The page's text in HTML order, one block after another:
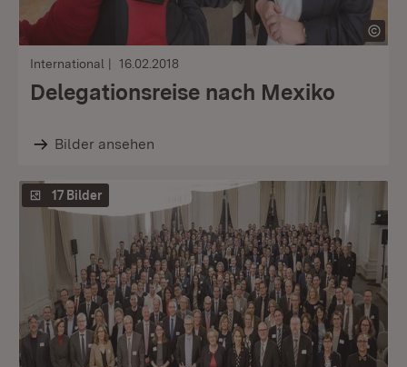
International 16.02.2018
Delegationsreise nach Mexiko
Bilder ansehen
17 Bilder